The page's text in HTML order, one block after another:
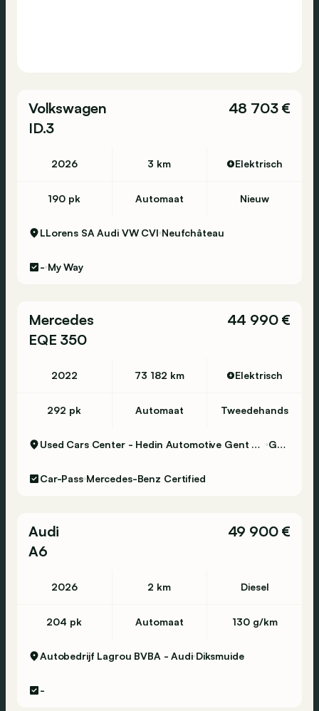
Volkswagen
ID.3
48 703 €
2026 3 km Elektrisch
190 pk Automaat Nieuw
LLorens SA Audi VW CVI Neufchâteau
- My Way
Mercedes
EQE 350
44 990 €
2022 73 182 km Elektrisch
292 pk Automaat Tweedehands
Used Cars Center - Hedin Automotive Gent Certified Gent
Car-Pass Mercedes-Benz Certified
Audi
A6
49 900 €
2026 2 km Diesel
204 pk Automaat 130 g/km
Autobedrijf Lagrou BVBA - Audi Diksmuide
-